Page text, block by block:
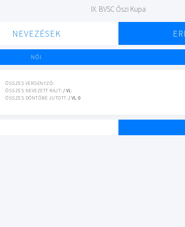
IX. BVSC Őszi Kupa
NEVEZÉSEK
NŐI
ÖSSZES VERSENYZŐ:
ÖSSZES NEVEZETT RAJT: / VL:
ÖSSZES DÖNTŐBE JUTOTT:/ VL: 0